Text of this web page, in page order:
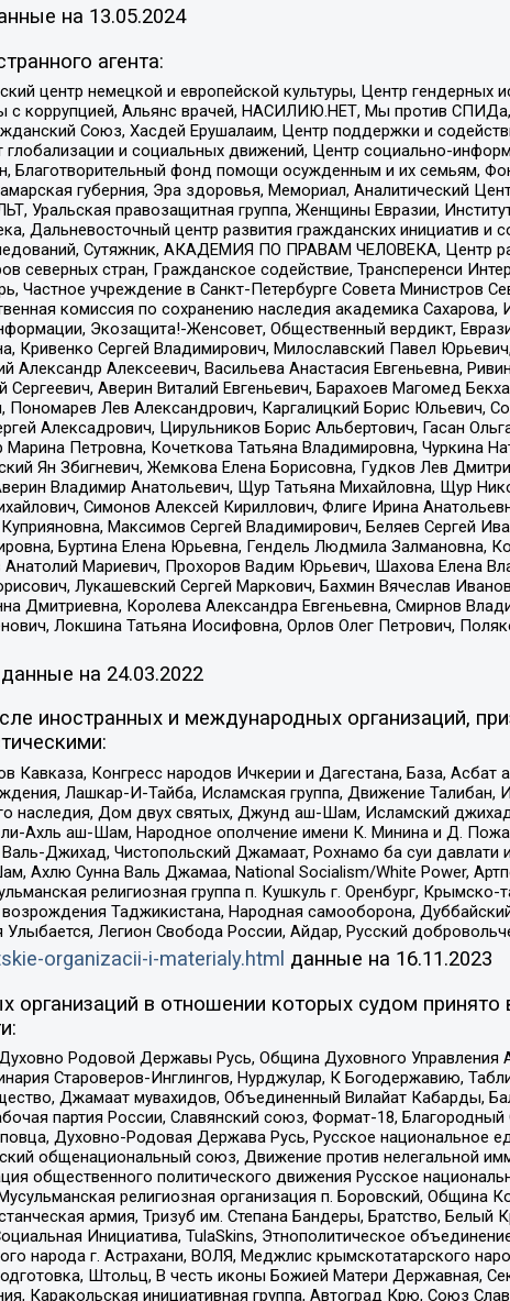
на 13.05.2024
агента:
центр немецкой и европейской культуры, Центр гендерных
с коррупцией, Альянс врачей, НАСИЛИЮ.НЕТ, Мы против
Союз, Хасдей Ерушалаим, Центр поддержки и
и социальных движений, Центр социально-
Благотворительный фонд помощи осужденным и их семьям,
губерния, Эра здоровья, Мемориал, Аналитический
Уральская правозащитная группа, Женщины Евразии,
Дальневосточный центр развития гражданских инициатив и
Сутяжник, АКАДЕМИЯ ПО ПРАВАМ ЧЕЛОВЕКА, Центр
северных стран, Гражданское содействие, Трансперенси
Частное учреждение в Санкт-Петербурге Совета Министров
комиссия по сохранению наследия академика
Экозащита!-Женсовет, Общественный вердикт,
Кривенко Сергей Владимирович, Милославский Павел
Алексеевич, Васильева Анастасия Евгеньевна,
Аверин Виталий Евгеньевич, Барахоев Магомед
Лев Александрович, Каргалицкий Борис Юльевич,
Алексадрович, Цирульников Борис Альбертович, Гасан
Петровна, Кочеткова Татьяна Владимировна, Чуркина
Ян Збигневич, Жемкова Елена Борисовна, Гудков Лев
Владимир Анатольевич, Щур Татьяна Михайловна, Щур
Симонов Алексей Кириллович, Флиге Ирина
Максимов Сергей Владимирович, Беляев Сергей
Буртина Елена Юрьевна, Гендель Людмила Залмановна,
Мариевич, Прохоров Вадим Юрьевич, Шахова Елена
Лукашевский Сергей Маркович, Бахмин Вячеслав
Дмитриевна, Королева Александра Евгеньевна, Смирнов
Локшина Татьяна Иосифовна, Орлов Олег Петрович,
на 24.03.2022
иностранных и международных организаций,
Конгресс народов Ичкерии и Дагестана, База, Асбат
Лашкар-И-Тайба, Исламская группа, Движение Талибан,
наследия, Дом двух святых, Джунд аш-Шам, Исламский
Ахль аш-Шам, Народное ополчение имени К. Минина и Д.
Джихад, Чистопольский Джамаат, Рохнамо ба суи давлати
Ахлю Сунна Валь Джамаа, National Socialism/White Power,
религиозная группа п. Кушкуль г. Оренбург, Крымско-
Таджикистана, Народная самооборона,
Легион Свобода России, Айдар, Русский
organizacii-i-materialy.html данные на 16.11.2023
в отношении которых судом принято
Родовой Державы Русь, Община Духовного Управления
Староверов-Инглингов, Нурджулар, К Богодержавию,
Джамаат мувахидов, Объединенный Вилайат Кабарды,
партия России, Славянский союз, Формат-18,
Духовно-Родовая Держава Русь, Русское национальное
общенациональный союз, Движение против нелегальной
общественного политического движения Русское
религиозная организация п. Боровский, Община
армия, Тризуб им. Степана Бандеры, Братство, Белый
Инициатива, TulaSkins, Этнополитическое
народа г. Астрахани, ВОЛЯ, Меджлис крымскотатарского
Штольц, В честь иконы Божией Матери Державная,
Каракольская инициативная группа, Автоград Крю, Союз